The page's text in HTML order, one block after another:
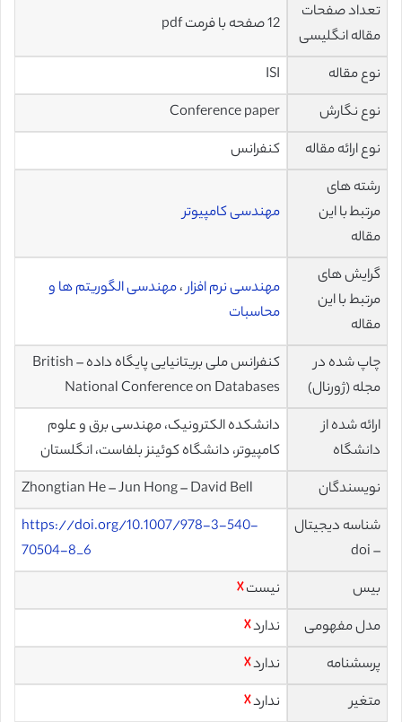
تعداد صفحات
مقاله انگلیسی
12 صفحه با فرمت pdf
نوع مقاله
ISI
نوع نگارش
Conference paper
نوع ارائه مقاله
کنفرانس
رشته های
مرتبط با این
مقاله
مهندسی کامپیوتر
گرایش های
مرتبط با این
مقاله
مهندسی نرم افزار،مهندسی الگوریتم ها و
محاسبات
چاپ شده در
مجله (ژورنال)
کنفرانس ملی بریتانیایی پایگاه داده – British
National Conference on Databases
ارائه شده از
دانشگاه
دانشکده الکترونیک، مهندسی برق و علوم
کامپیوتر، دانشگاه کوئینز بلفاست، انگلستان
نویسندگان
Zhongtian He – Jun Hong – David Bell
شناسه دیجیتال
– doi
https://doi.org/10.1007/978-3-540-
70504-8_6
بیس
نیست☓
مدل مفهومی
ندارد☓
پرسشنامه
ندارد☓
متغیر
ندارد☓